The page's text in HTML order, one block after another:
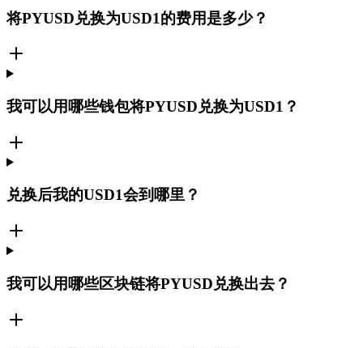
将PYUSD兑换为USD1的费用是多少？
我可以用哪些钱包将PYUSD兑换为USD1？
兑换后我的USD1会到哪里？
我可以用哪些区块链将PYUSD兑换出去？